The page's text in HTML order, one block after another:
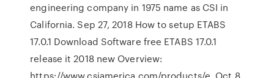
engineering company in 1975 name as CSI in
California. Sep 27, 2018 How to setup ETABS
17.0.1 Download Software free ETABS 17.0.1
release it 2018 new Overview:
https://www.csiamerica.com/products/e. Oct 8,